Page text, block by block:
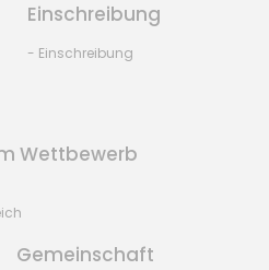
Einschreibung
- Einschreibung
Wettbewerb
Gemeinschaft